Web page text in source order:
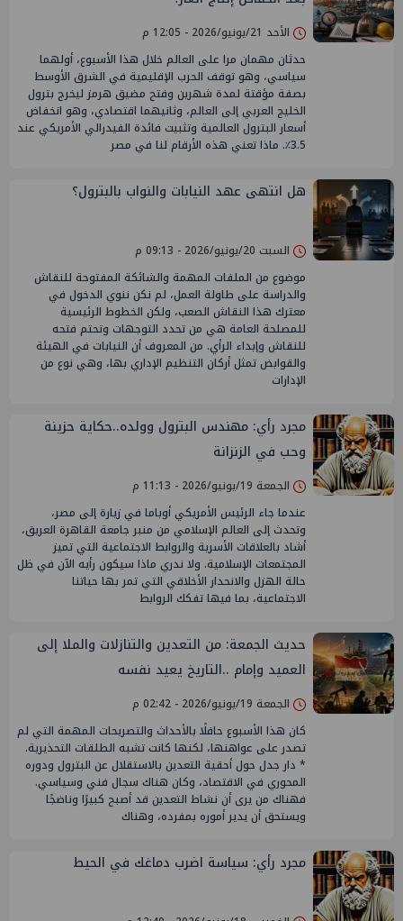
الأحد 21/يونيو/2026 - 12:05 م
حدثان مهمان مرا على العالم خلال هذا الأسبوع، أولهما
سياسي، وهو توقف الحرب الإقليمية في الشرق الأوسط
بصفة مؤقتة لمدة شهرين وفتح مضيق هرمز ليخرج بترول
الخليج العربي إلى العالم، وثانيهما اقتصادي، وهو انخفاض
أسعار البترول العالمية وتثبيت فائدة الفيدرالي الأمريكي عند
3.5٪. ماذا تعني هذه الأرقام لنا في مصر
هل انتهى عهد النيابات والنواب بالبترول؟
السبت 20/يونيو/2026 - 09:13 م
موضوع من الملفات المهمة والشائكة المفتوحة للنقاش
والدراسة على طاولة العمل، لم نكن ننوي الدخول في
معترك هذا النقاش الصعب، ولكن الخطوط الرئيسية
للمصلحة العامة هي من تحدد التوجهات وتحتم فتحه
للنقاش وإبداء الرأي. من المعروف أن النيابات في الهيئة
والقوابض تمثل أركان التنظيم الإداري بها، وهي نوع من
الإدارات
مجرد رأي: مهندس البترول وولده..حكاية حزينة
وحب في الزنزانة
الجمعة 19/يونيو/2026 - 11:13 م
عندما جاء الرئيس الأمريكي أوباما في زيارة إلى مصر،
وتحدث إلى العالم الإسلامي من منبر جامعة القاهرة العريق،
أشاد بالعلاقات الأسرية والروابط الاجتماعية التي تميز
المجتمعات الإسلامية. ولا ندري ماذا سيكون رأيه الآن في ظل
حالة الهزل والانحدار الأخلاقي التي تمر بها حياتنا
الاجتماعية، بما فيها تفكك الروابط
حديث الجمعة: من التعدين والتنازلات والملا إلى
العميد وإمام ..التاريخ يعيد نفسه
الجمعة 19/يونيو/2026 - 02:42 م
كان هذا الأسبوع حافلًا بالأحداث والتصريحات المهمة التي لم
تصدر على عواهنها، لكنها كانت تشبه الطلقات التحذيرية.
* دار جدل حول أحقية التعدين بالاستقلال عن البترول ودوره
المحوري في الاقتصاد، وكان هناك سجال فني وسياسي.
فهناك من يرى أن نشاط التعدين قد أصبح كبيرًا وناضجًا
ويستحق أن يدير أموره بمفرده، وهناك
مجرد رأي: سياسة اضرب دماغك في الحيط